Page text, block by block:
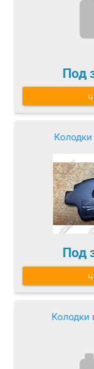
Под
Колодки
Под
Колодки